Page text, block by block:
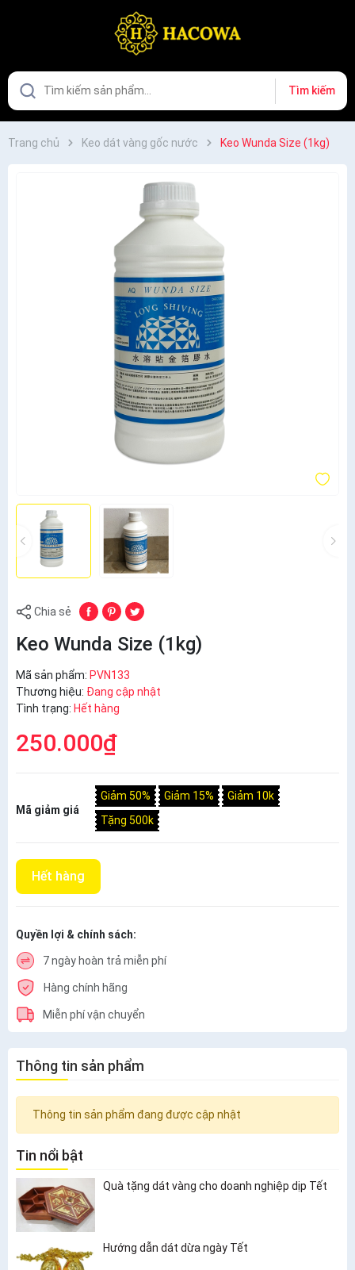
Tìm kiếm
Trang chủ Keo dát vàng gốc nước Keo Wunda Size (1kg)
Chia sẻ
Keo Wunda Size (1kg)
Mã sản phẩm: PVN133
Thương hiệu: Đang cập nhật
Tình trạng: Hết hàng
250.000₫
Mã giảm giá
Giảm 50% Giảm 15%
Giảm 10k
Tặng 500k
Hết hàng
Quyền lợi & chính sách:
7 ngày hoàn trả miễn phí
Hàng chính hãng
Miễn phí vận chuyển
Thông tin sản phẩm
Thông tin sản phẩm đang được cập nhật
Tin nổi bật
Quà tặng dát vàng cho doanh nghiệp dịp Tết
Hướng dẫn dát dừa ngày Tết